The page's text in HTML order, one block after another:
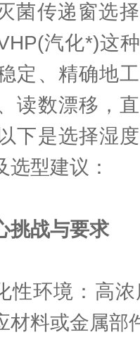
传递窗选择
汽化*)这
定、精确地
读数漂移，
下是选择湿
选型建议：
挑战与要求
环境：高浓
材料或金属部